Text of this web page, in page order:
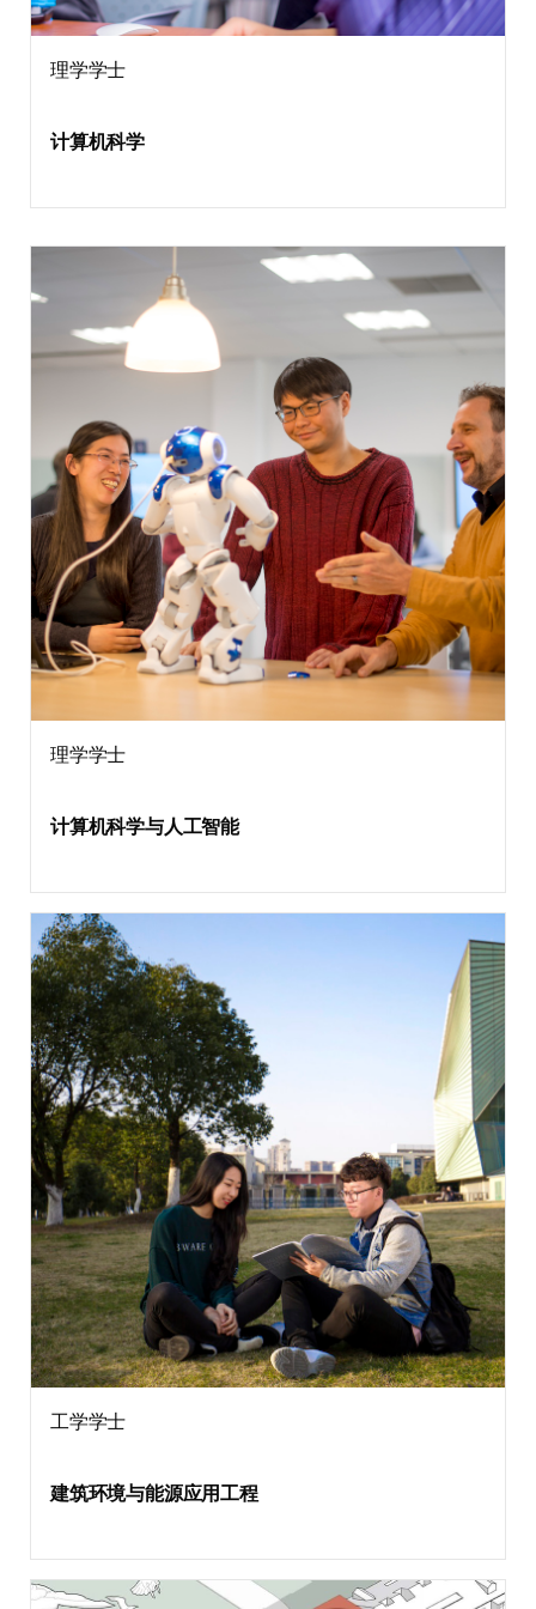
理学学士
计算机科学
理学学士
计算机科学与人工智能
工学学士
建筑环境与能源应用工程